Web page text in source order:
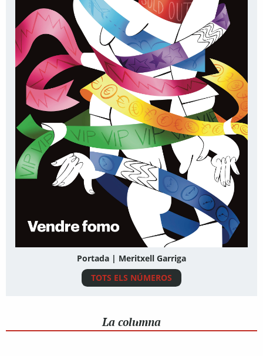
Portada | Meritxell Garriga
TOTS ELS NÚMEROS
La columna